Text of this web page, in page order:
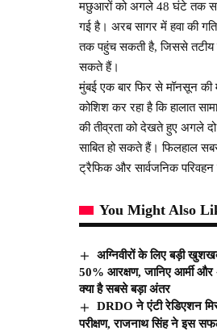
मछुआरों को अगले 48 घंटे तक
गई है। अरब सागर में हवा की
तक पहुंच सकती है, जिससे तटीय
सकते हैं।
मुंबई एक बार फिर से मॉनसून की
कोशिश कर रहा है कि हालात
की तीव्रता को देखते हुए अगले
साबित हो सकते हैं। फिलहाल
ट्रैफिक और सार्वजनिक
You Might Also
अग्निवीरों के लिए बड़ी
50% आरक्षण, जानिए आर्मी और
क्या है सबसे बड़ा अंतर
DRDO ने एंटी रेडिएशन
परीक्षण, राजनाथ सिंह ने इस